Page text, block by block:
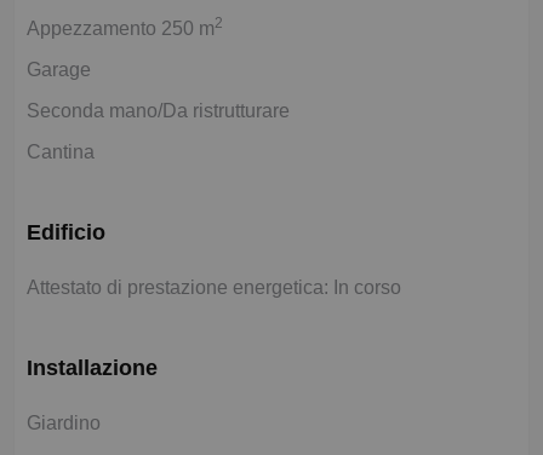
Appezzamento 250 m2
Garage
Seconda mano/Da ristrutturare
Cantina
Edificio
Attestato di prestazione energetica: In corso
Installazione
Giardino